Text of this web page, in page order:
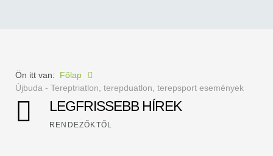
Ön itt van: Főlap
Újbuda - Tereptriatlon, terepduatlon, terepsport események
LEGFRISSEBB HÍREK
RENDEZŐKTŐL